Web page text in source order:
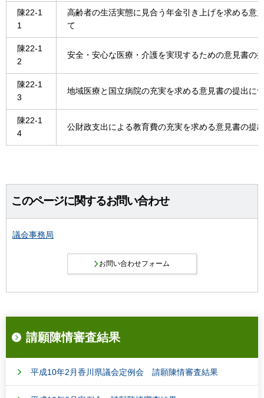
陳22-1
1
高齢者の生活実態に見合う年金引き上げを求める意
て
陳22-1
2
安全・安心な医療・介護を実現するための意見書の
陳22-1
3
地域医療と国立病院の充実を求める意見書の提出に
陳22-1
4
公財政支出による教育費の充実を求める意見書の提
このページに関するお問い合わせ
議会事務局
請願陳情審査結果
平成10年2月香川県議会定例会 請願陳情審査結果